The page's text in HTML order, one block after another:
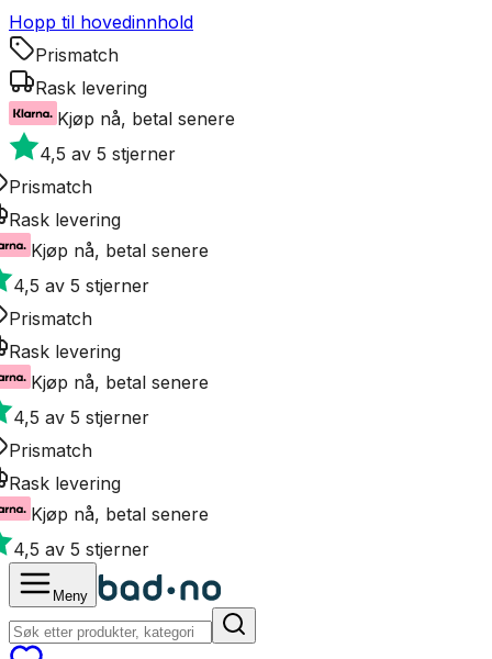
Hopp til hovedinnhold
Prismatch
Rask levering
Kjøp nå, betal senere
4,5 av 5 stjerner
Prismatch
Rask levering
Kjøp nå, betal senere
4,5 av 5 stjerner
Prismatch
Rask levering
Kjøp nå, betal senere
4,5 av 5 stjerner
Prismatch
Rask levering
Kjøp nå, betal senere
4,5 av 5 stjerner
Meny